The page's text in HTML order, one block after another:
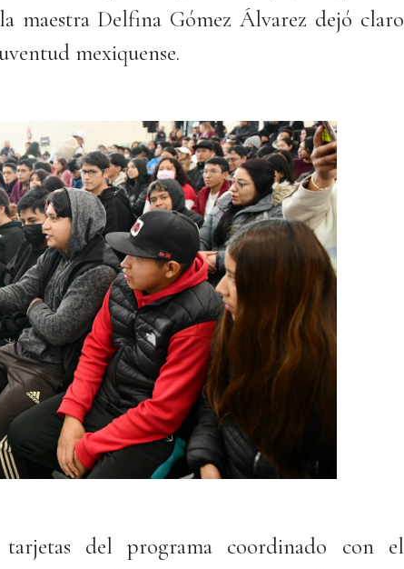
maestra Delfina Gómez Álvarez dejó claro
mexiquense.
tarjetas del programa coordinado con el